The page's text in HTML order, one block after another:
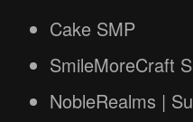
Cake SMP
SmileMoreCraft
NobleRealms |